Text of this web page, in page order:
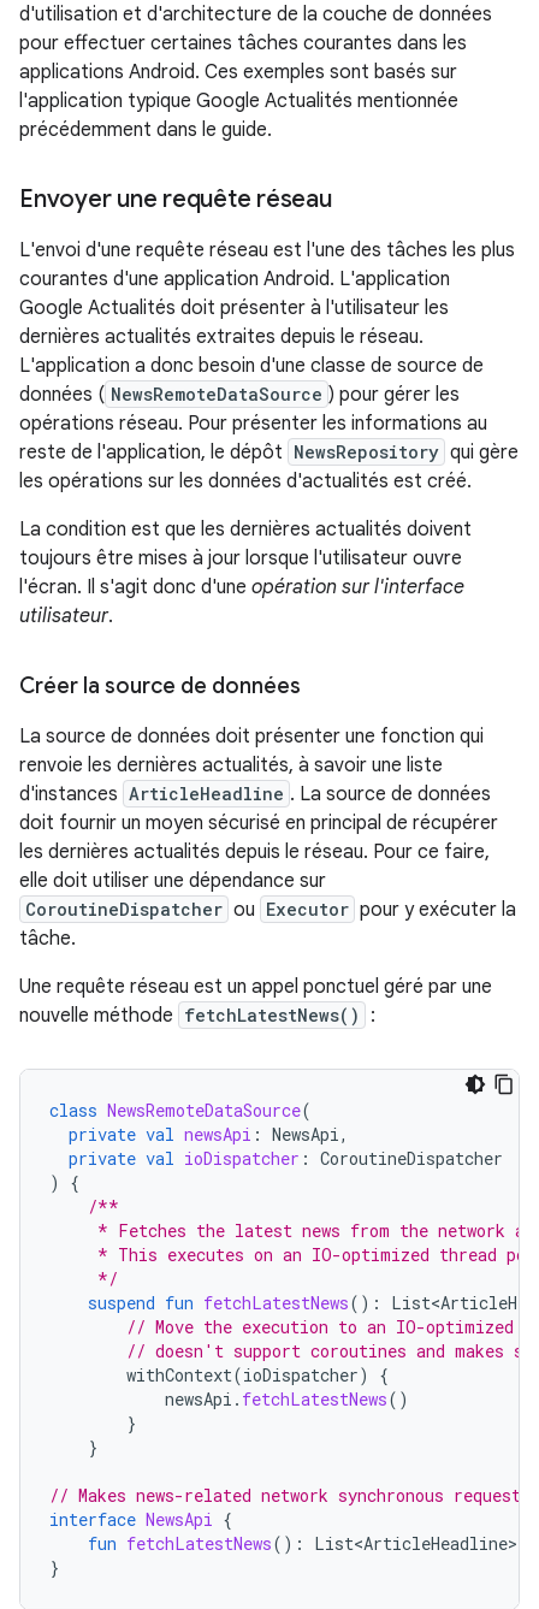
d'utilisation et d'architecture de la couche de données
pour effectuer certaines tâches courantes dans les
applications Android. Ces exemples sont basés sur
l'application typique Google Actualités mentionnée
précédemment dans le guide.
Envoyer une requête réseau
L'envoi d'une requête réseau est l'une des tâches les plus
courantes d'une application Android. L'application
Google Actualités doit présenter à l'utilisateur les
dernières actualités extraites depuis le réseau.
L'application a donc besoin d'une classe de source de
données ( NewsRemoteDataSource ) pour gérer les
opérations réseau. Pour présenter les informations au
reste de l'application, le dépôt NewsRepository qui gère
les opérations sur les données d'actualités est créé.
La condition est que les dernières actualités doivent
toujours être mises à jour lorsque l'utilisateur ouvre
l'écran. Il s'agit donc d'une opération sur l'interface
utilisateur.
Créer la source de données
La source de données doit présenter une fonction qui
renvoie les dernières actualités, à savoir une liste
d'instances ArticleHeadline . La source de données
doit fournir un moyen sécurisé en principal de récupérer
les dernières actualités depuis le réseau. Pour ce faire,
elle doit utiliser une dépendance sur
CoroutineDispatcher ou Executor pour y exécuter la
tâche.
Une requête réseau est un appel ponctuel géré par une
nouvelle méthode fetchLatestNews() :
class NewsRemoteDataSource(
private val newsApi : NewsApi,
private val ioDispatcher : CoroutineDispatcher
)
{
/**
* Fetches the latest news from the network
* This executes on an IO-optimized thread
     */
suspend fun fetchLatestNews():
// Move the execution to an IO-optimized
// doesn't support coroutines and makes
withContext(ioDispatcher)
{
newsApi . fetchLatestNews()
}
}
// Makes news-related network synchronous requests.
interface NewsApi {
fun fetchLatestNews():
List<ArticleHeadline>
}